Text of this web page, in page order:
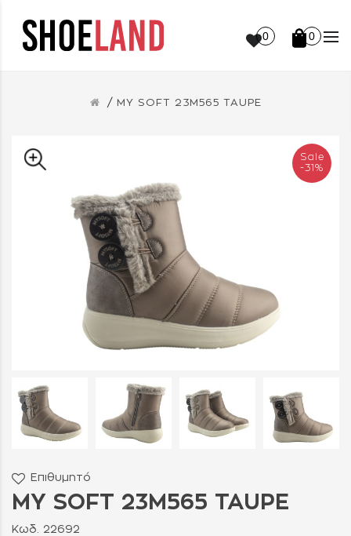
0 0
MY SOFT 23M565 TAUPE
Sale
-31%
Επιθυμητό
MY SOFT 23M565 TAUPE
Κωδ. 22692